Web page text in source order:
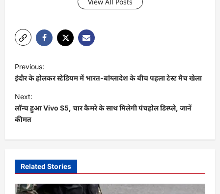
o
s
t
n
a
g
Previous:
इंदौर के होलकर स्टेडियम में भारत-बांग्लादेश के बीच पहला टेस्ट मैच खेला
Next:
लॉन्च हुआ Vivo S5, चार कैमरे के साथ मिलेगी पंचहोल डिस्प्ले, जानें
कीमत
Related Stories